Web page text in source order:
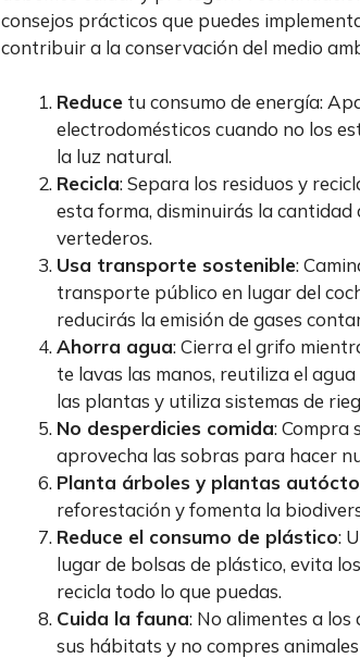
consejos prácticos que puedes
contribuir a la conservación del medio
Reduce tu consumo de energía:
electrodomésticos cuando no los
la luz natural.
Recicla: Separa los residuos y
esta forma, disminuirás la cantidad
vertederos.
Usa transporte sostenible:
transporte público en lugar del
reducirás la emisión de gases
Ahorra agua: Cierra el grifo
te lavas las manos, reutiliza el
las plantas y utiliza sistemas de
No desperdicies comida: Compra
aprovecha las sobras para hacer
Planta árboles y plantas
reforestación y fomenta la
Reduce el consumo de plástico:
lugar de bolsas de plástico, evita
recicla todo lo que puedas.
Cuida la fauna: No alimentes a los
sus hábitats y no compres